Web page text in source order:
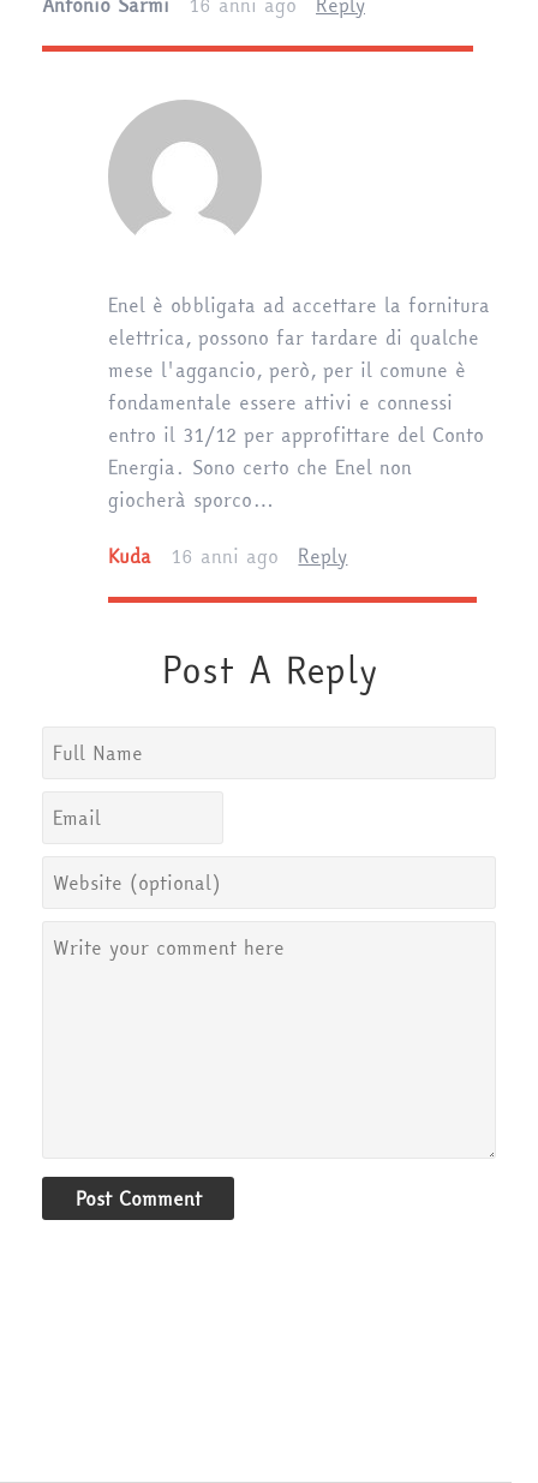
Enel è obbligata ad accettare la fornitura
elettrica, possono far tardare di qualche
mese l'aggancio, però, per il comune è
fondamentale essere attivi e connessi
entro il 31/12 per approfittare del Conto
Energia. Sono certo che Enel non
giocherà sporco…
Kuda
16 anni ago Reply
Post A Reply
Post Comment